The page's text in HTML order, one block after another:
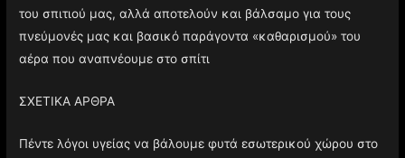
του σπιτιού μας, αλλά αποτελούν και βάλσαμο για τους
πνεύμονές μας και βασικό παράγοντα «καθαρισμού» του
αέρα που αναπνέουμε στο σπίτι
ΣΧΕΤΙΚΑ ΑΡΘΡΑ
Πέντε λόγοι υγείας να βάλουμε φυτά εσωτερικού χώρου στο